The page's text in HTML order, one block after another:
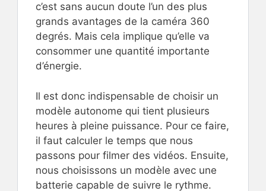
c’est sans aucun doute l’un des plus
grands avantages de la caméra 360
degrés. Mais cela implique qu’elle va
consommer une quantité importante
d’énergie.
Il est donc indispensable de choisir un
modèle autonome qui tient plusieurs
heures à pleine puissance. Pour ce faire,
il faut calculer le temps que nous
passons pour filmer des vidéos. Ensuite,
nous choisissons un modèle avec une
batterie capable de suivre le rythme.